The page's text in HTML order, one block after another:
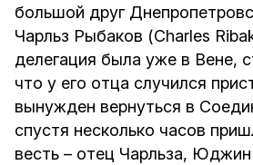
большой друг
Чарльз Рыбаков (Charles
делегация была уже в Вене,
что у его отца случился
вынужден вернуться в
спустя несколько часов
весть – отец Чарльза,